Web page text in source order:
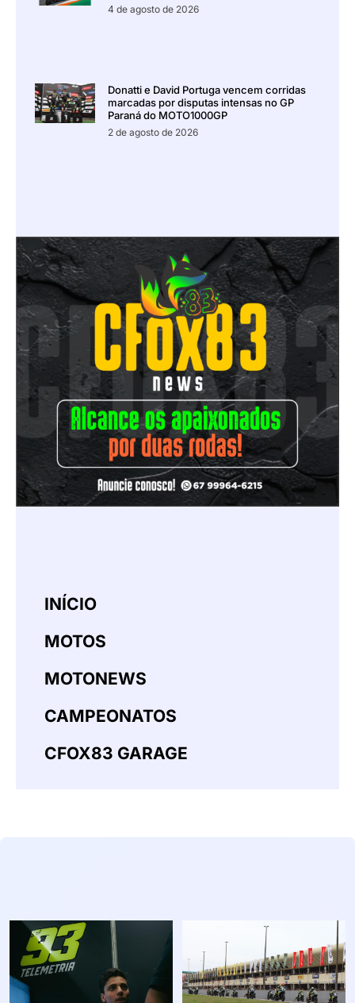
4 de agosto de 2026
Donatti e David Portuga vencem corridas
marcadas por disputas intensas no GP
Paraná do MOTO1000GP
2 de agosto de 2026
INÍCIO
MOTOS
MOTONEWS
CAMPEONATOS
CFOX83 GARAGE